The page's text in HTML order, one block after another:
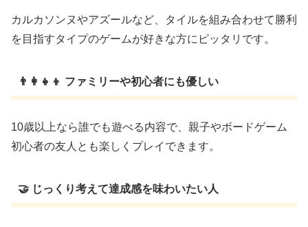
カルカソンヌやアズールなど、タイルを組み合わせて勝利
を目指すタイプのゲームが好きな方にピッタリです。
👨‍👩‍👧‍👦 ファミリーや初心者にも優しい
10歳以上なら誰でも遊べる内容で、親子やボードゲーム
初心者の友人とも楽しくプレイできます。
🤝 じっくり考えて達成感を味わいたい人